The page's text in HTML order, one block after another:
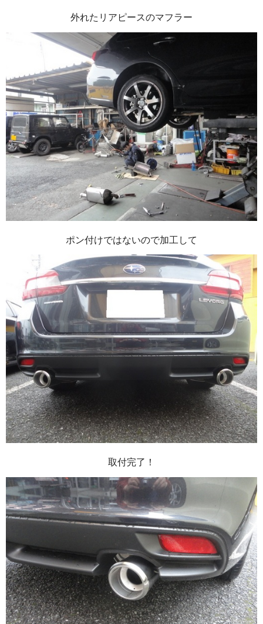
外れたリアピースのマフラー
ポン付けではないので加工して
取付完了！